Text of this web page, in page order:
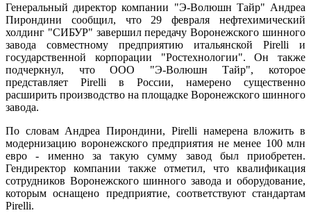
Генеральный директор компании "Э-Волюшн Тайр" Андреа
Пирондини сообщил, что 29 февраля нефтехимический
холдинг "СИБУР" завершил передачу Воронежского шинного
завода совместному предприятию итальянской Pirelli и
государственной корпорации "Ростехнологии". Он также
подчеркнул, что ООО "Э-Волюшн Тайр", которое
представляет Pirelli в России, намерено существенно
расширить производство на площадке Воронежского шинного
завода.
По словам Андреа Пирондини, Pirelli намерена вложить в
модернизацию воронежского предприятия не менее 100 млн
евро - именно за такую сумму завод был приобретен.
Гендиректор компании также отметил, что квалификация
сотрудников Воронежского шинного завода и оборудование,
которым оснащено предприятие, соответствуют стандартам
Pirelli.